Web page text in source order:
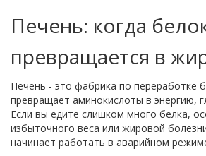
Печень: когда
превращается в
Печень - это фабрика по переработке
превращает аминокислоты в энергию,
Если вы едите слишком много белка,
избыточного веса или жировой
начинает работать в аварийном